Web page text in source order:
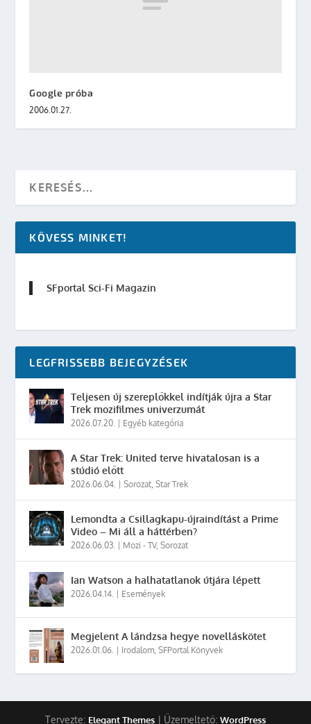
Google próba
2006.01.27.
KÖVESS MINKET!
SFportal Sci-Fi Magazin
LEGFRISSEBB BEJEGYZÉSEK
Teljesen új szereplőkkel indítják újra a Star
Trek mozifilmes univerzumát
2026.07.20. Egyéb kategória
A Star Trek: United terve hivatalosan is a
stúdió előtt
2026.06.04. |Sorozat,Star Trek
Lemondta a Csillagkapu-újraindítást a Prime
Video – Mi áll a háttérben?
2026.06.03. Mozi - TV,Sorozat
Ian Watson a halhatatlanok útjára lépett
2026.04.14. Események
Megjelent A lándzsa hegye novelláskötet
2026.01.06. Irodalom,SFPortal Könyvek
Tervezte: Elegant Themes | Üzemeltető: WordPress